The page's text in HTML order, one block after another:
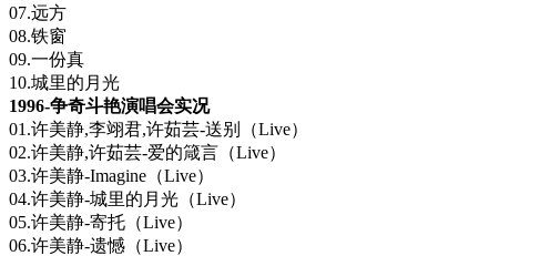
07.远方
08.铁窗
09.一份真
10.城里的月光
1996-争奇斗艳演唱会实况
01.许美静,李翊君,许茹芸-送别（Live）
02.许美静,许茹芸-爱的箴言（Live）
03.许美静-Imagine（Live）
04.许美静-城里的月光（Live）
05.许美静-寄托（Live）
06.许美静-遗憾（Live）